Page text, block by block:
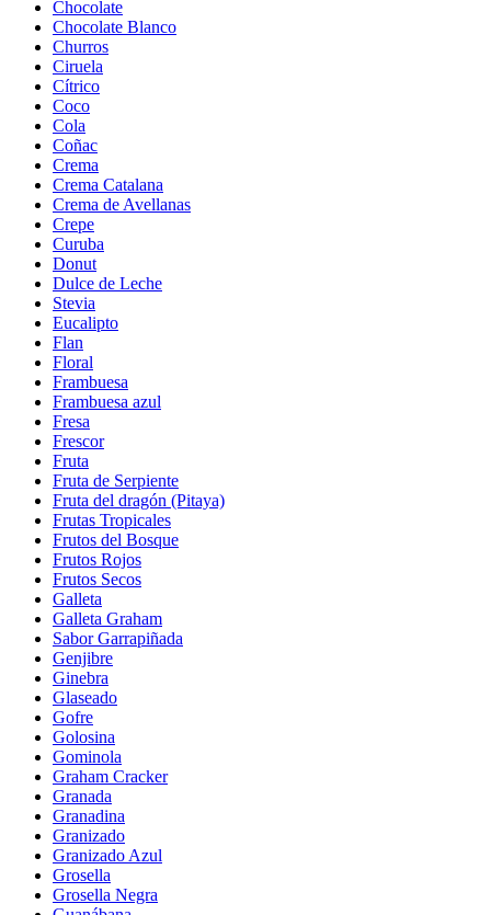
Chocolate
Chocolate Blanco
Churros
Ciruela
Cítrico
Coco
Cola
Coñac
Crema
Crema Catalana
Crema de Avellanas
Crepe
Curuba
Donut
Dulce de Leche
Stevia
Eucalipto
Flan
Floral
Frambuesa
Frambuesa azul
Fresa
Frescor
Fruta
Fruta de Serpiente
Fruta del dragón (Pitaya)
Frutas Tropicales
Frutos del Bosque
Frutos Rojos
Frutos Secos
Galleta
Galleta Graham
Sabor Garrapiñada
Genjibre
Ginebra
Glaseado
Gofre
Golosina
Gominola
Graham Cracker
Granada
Granadina
Granizado
Granizado Azul
Grosella
Grosella Negra